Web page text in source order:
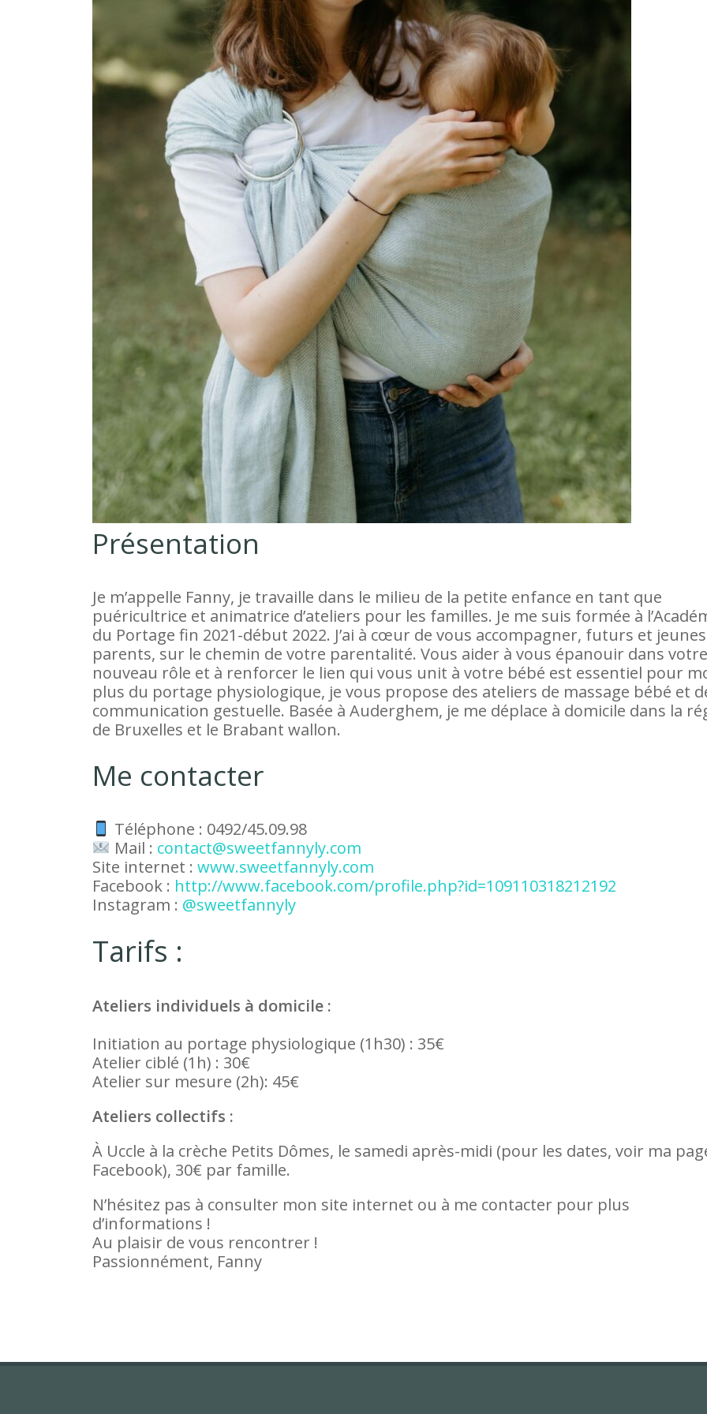
Présentation
Je m’appelle Fanny, je travaille dans le milieu de la petite enfance en tant que
puéricultrice et animatrice d’ateliers pour les familles. Je me suis formée à
du Portage fin 2021-début 2022. J’ai à cœur de vous accompagner, futurs et jeunes
parents, sur le chemin de votre parentalité. Vous aider à vous épanouir dans votre
nouveau rôle et à renforcer le lien qui vous unit à votre bébé est essentiel pour
plus du portage physiologique, je vous propose des ateliers de massage bébé et
communication gestuelle. Basée à Auderghem, je me déplace à domicile dans la
de Bruxelles et le Brabant wallon.
Me contacter
Téléphone : 0492/45.09.98
Mail : contact@sweetfannyly.com
Site internet : www.sweetfannyly.com
Facebook : http://www.facebook.com/profile.php?id=109110318212192
Instagram : @sweetfannyly
Tarifs :
Ateliers individuels à domicile :
Initiation au portage physiologique (1h30) : 35€
Atelier ciblé (1h) : 30€
Atelier sur mesure (2h): 45€
Ateliers collectifs :
À Uccle à la crèche Petits Dômes, le samedi après-midi (pour les dates, voir ma
Facebook), 30€ par famille.
N’hésitez pas à consulter mon site internet ou à me contacter pour plus
d’informations !
Au plaisir de vous rencontrer !
Passionnément, Fanny